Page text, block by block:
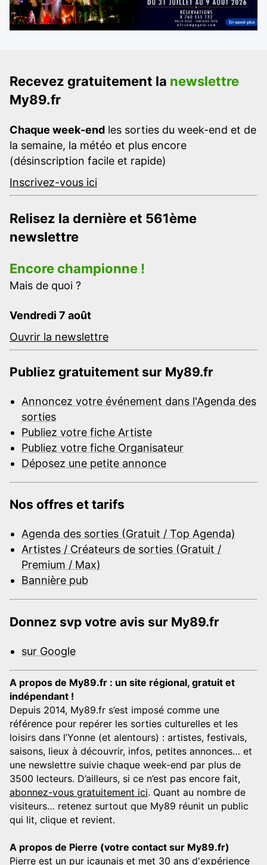
Recevez gratuitement la newslettre
My89.fr
Chaque week-end les sorties du week-end et de
la semaine, la météo et plus encore
(désinscription facile et rapide)
Inscrivez-vous ici
Relisez la dernière et 561ème
newslettre
Encore championne !
Mais de quoi ?
Vendredi 7 août
Ouvrir la newslettre
Publiez gratuitement sur My89.fr
Annoncez votre événement dans l'Agenda des
sorties
Publiez votre fiche Artiste
Publiez votre fiche Organisateur
Déposez une petite annonce
Nos offres et tarifs
Agenda des sorties (Gratuit / Top Agenda)
Artistes / Créateurs de sorties (Gratuit /
Premium / Max)
Bannière pub
Donnez svp votre avis sur My89.fr
sur Google
A propos de My89.fr : un site régional, gratuit et
indépendant !
Depuis 2014, My89.fr s’est imposé comme une
référence pour repérer les sorties culturelles et les
loisirs dans l’Yonne (et alentours) : artistes, festivals,
saisons, lieux à découvrir, infos, petites annonces… et
une newslettre suivie chaque week-end par plus de
3500 lecteurs. D’ailleurs, si ce n’est pas encore fait,
abonnez-vous gratuitement ici. Quant au nombre de
visiteurs… retenez surtout que My89 réunit un public
qui lit, clique et revient.
A propos de Pierre (votre contact sur My89.fr)
Pierre est un pur icaunais et met 30 ans d'expérience